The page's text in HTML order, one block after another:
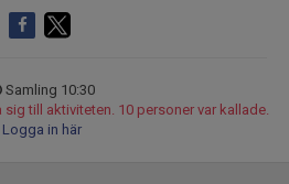
Samling 10:30
till aktiviteten. 10 personer var kallade.
Logga in här